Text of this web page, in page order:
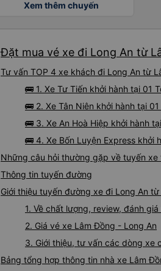
Xem thêm chuyến
Đặt mua vé xe đi Long An từ
Tư vấn TOP 4 xe khách đi Long An từ
🚌 1. Xe Tư Tiến khởi hành tại 01
🚌 2. Xe Tân Niên khởi hành tại
🚌 3. Xe An Hoà Hiệp khởi hành
🚌 4. Xe Bốn Luyện Express khởi
Những câu hỏi thường gặp về tuyến
Thông tin tuyến đường
Giới thiệu tuyến đường xe đi Long An
1. Về chất lượng, review, đánh
2. Giá vé xe Lâm Đồng - Long An
3. Giới thiệu, tư vấn các dòng xe
Bảng tổng hợp thông tin nhà xe Lâm